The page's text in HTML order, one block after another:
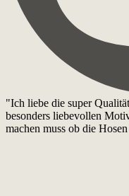
"Ich liebe die super
besonders liebevollen
machen muss ob die